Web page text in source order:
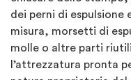
dei perni di espulsione
misura, morsetti di
molle o altre parti
l’attrezzatura pronta